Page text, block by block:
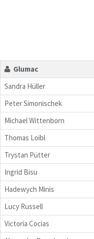
Glumac
Sandra Hüller
Peter Simonischek
Michael Wittenborn
Thomas Loibl
Trystan Pütter
Ingrid Bisu
Hadewych Minis
Lucy Russell
Victoria Cocias